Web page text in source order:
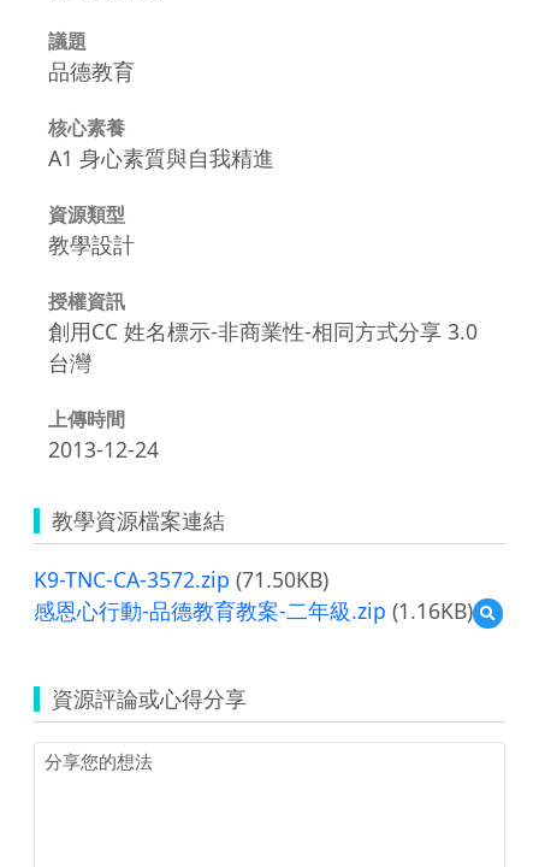
議題
品德教育
核心素養
A1 身心素質與自我精進
資源類型
教學設計
授權資訊
創用CC 姓名標示-非商業性-相同方式分享 3.0
台灣
上傳時間
2013-12-24
教學資源檔案連結
K9-TNC-CA-3572.zip (71.50KB)
感恩心行動-品德教育教案-二年級.zip (1.16KB)
預
覽
行
動-
資源評論或心得分享